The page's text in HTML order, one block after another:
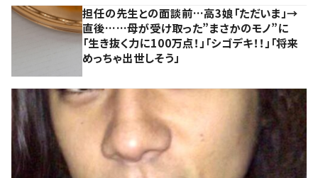
担任の先生との面談前…高3娘「ただいま」→
直後……母が受け取った”まさかのモノ”に
「生き抜く力に100万点！」「シゴデキ！！」「将来
めっちゃ出世しそう」